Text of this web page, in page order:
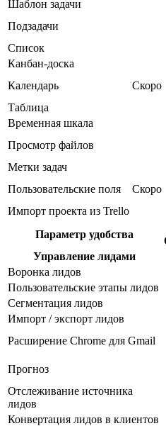
Шаблон задачи
Подзадачи
Список
Канбан-доска
Календарь
Скоро
Таблица
Временная шкала
Просмотр файлов
Метки задач
Пользовательские поля
Скоро
Импорт проекта из Trello
Параметр удобства
Управление лидами
Воронка лидов
Пользовательские этапы лидов
Сегментация лидов
Импорт / экспорт лидов
Расширение Chrome для Gmail
Прогноз
Отслеживание источника
лидов
Конвертация лидов в клиентов